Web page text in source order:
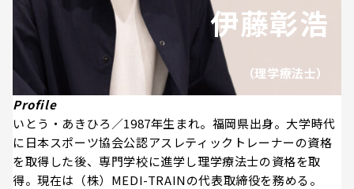
伊藤彰浩
（理学療法士）
Profile
いとう・あきひろ／1987年生まれ。福岡県出身。大学時代
に日本スポーツ協会公認アスレティックトレーナーの資格
を取得した後、専門学校に進学し理学療法士の資格を取
得。現在は（株）MEDI-TRAINの代表取締役を務める。